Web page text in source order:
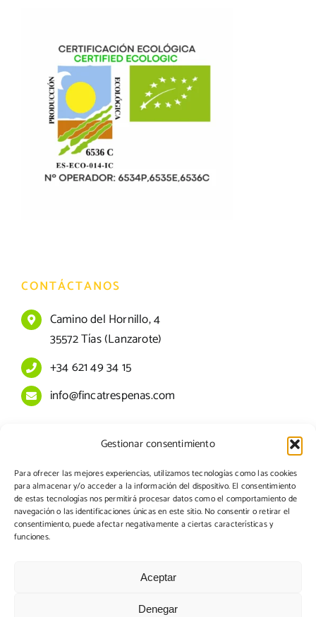
Gestionar consentimiento
Para ofrecer las mejores experiencias, utilizamos tecnologías como las cookies
para almacenar y/o acceder a la información del dispositivo. El consentimiento
de estas tecnologías nos permitirá procesar datos como el comportamiento de
navegación o las identificaciones únicas en este sitio. No consentir o retirar el
consentimiento, puede afectar negativamente a ciertas características y
funciones.
Aceptar
Denegar
CONTÁCTANOS
Camino del Hornillo, 4
35572 Tías (Lanzarote)
+34 621 49 34 15
info@fincatrespenas.com
Aviso legal
Política de cookies
Política de privacidad